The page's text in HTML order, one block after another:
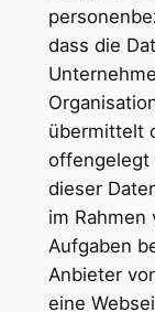
dass die
übermittelt
offengelegt
dieser
im Rahmen
Aufgaben
Anbieter
eine